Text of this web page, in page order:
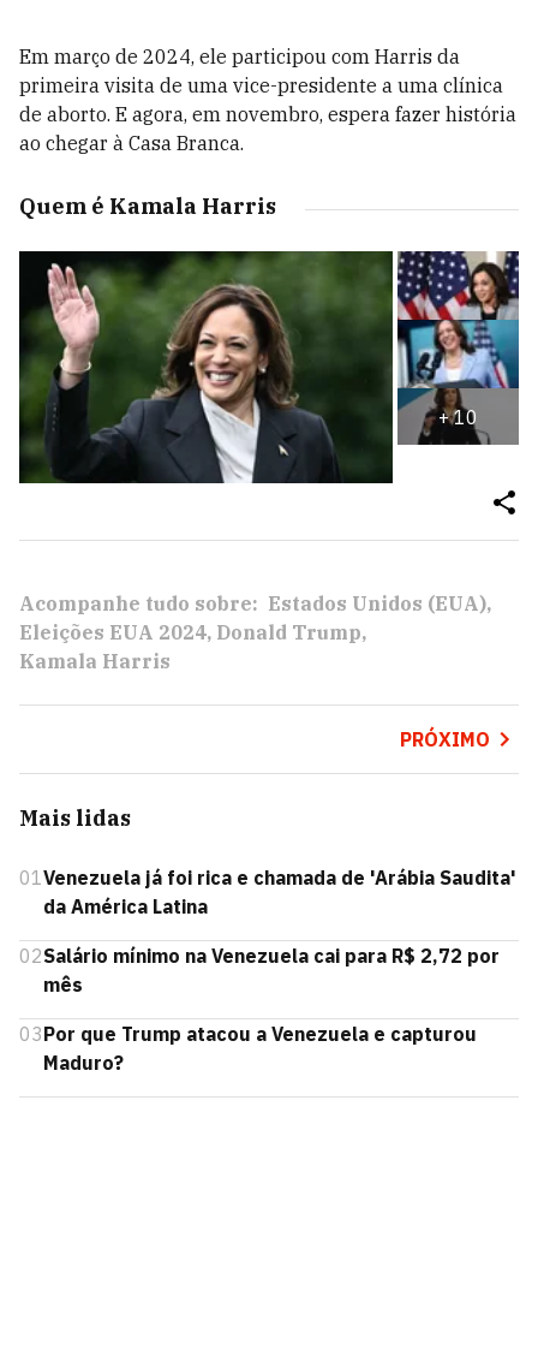
Em março de 2024, ele participou com Harris da
primeira visita de uma vice-presidente a uma clínica
de aborto. E agora, em novembro, espera fazer história
ao chegar à Casa Branca.
Quem é Kamala Harris
+10
Acompanhe tudo sobre: Estados Unidos (EUA)
Eleições EUA 2024 Donald Trump
Kamala Harris
PRÓXIMO
Mais lidas
01Venezuela já foi rica e chamada de 'Arábia Saudita'
da América Latina
02Salário mínimo na Venezuela cai para R$ 2,72 por
mês
03Por que Trump atacou a Venezuela e capturou
Maduro?